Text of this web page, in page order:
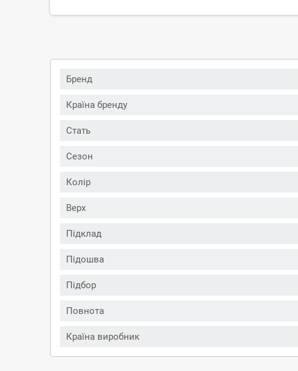
Бренд
Країна бренду
Стать
Сезон
Колір
Верх
Підклад
Підошва
Підбор
Повнота
Країна виробник